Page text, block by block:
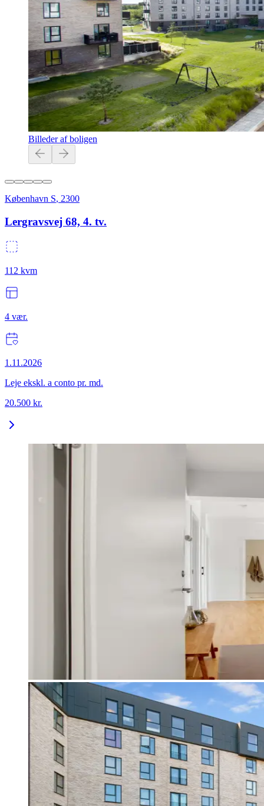
Billeder af boligen
København S, 2300
Lergravsvej 68, 4. tv.
112 kvm
4 vær.
1.11.2026
Leje ekskl. a conto pr. md.
20.500 kr.